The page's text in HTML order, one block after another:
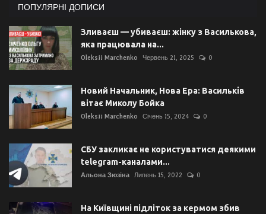
ПОПУЛЯРНІ ДОПИСИ
Зливаєш — убиваєш: жінку з Василькова,
яка працювала на...
Oleksii Marchenko Червень 21, 2025 0
Новий Начальник, Нова Ера: Васильків
вітає Миколу Бойка
Oleksii Marchenko Січень 15, 2024 0
СБУ закликає не користуватися деякими
telegram-каналами...
Альона Зюзіна Липень 15, 2022 0
На Київщині підліток за кермом збив